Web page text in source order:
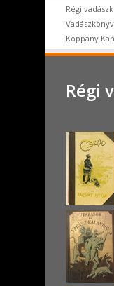
Régi
Koppány
Régi